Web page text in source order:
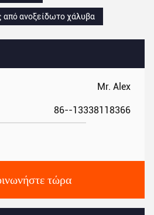
Mr. Alex
86--13338118366
τώρα
από ανοξείδωτο χάλυβα